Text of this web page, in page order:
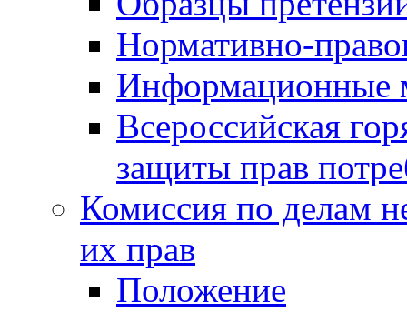
Нормативно-
Информационные
Всероссийская
защиты прав
Комиссия по делам
их прав
Положение